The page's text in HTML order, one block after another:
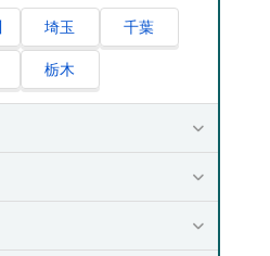
埼玉 千葉
栃木